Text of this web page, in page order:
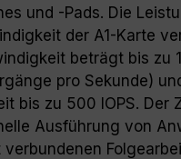
und -Pads. Die
der A1-Karte
beträgt bis zu
pro Sekunde)
bis zu 500 IOPS. Der
Ausführung von